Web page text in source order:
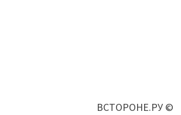
ВСТОРОНЕ.РУ ©